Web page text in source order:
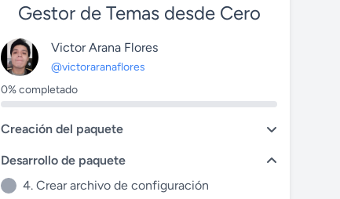
Gestor de Temas desde Cero
Victor Arana Flores
@victoraranaflores
0% completado
Creación del paquete
Desarrollo de paquete
4. Crear archivo de configuración